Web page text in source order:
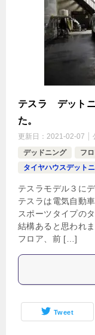
テスラ デットニ
た。
更新日： 2021-02-07
デッドニング
フ
タイヤハウスデット
テスラモデル３に
テスラは電気自動
スポーツタイプの
結構あると思われ
フロア、前 […]
Tweet